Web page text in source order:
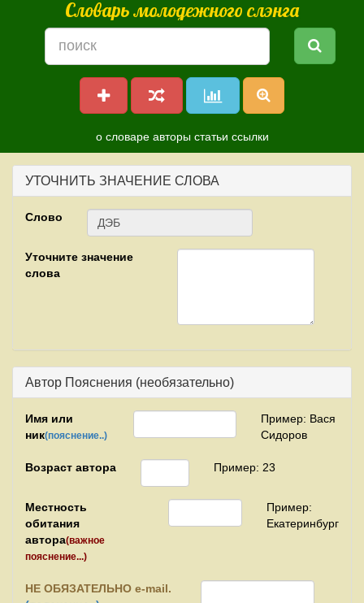
Словарь молодежного слэнга
о словаре авторы статьи ссылки
УТОЧНИТЬ ЗНАЧЕНИЕ СЛОВА
Слово
Уточните значение
слова
Автор Пояснения (необязательно)
Имя или
ник(пояснение..)
Пример: Вася
Сидоров
Возраст автора Пример: 23
Местность
обитания
автора(важное
пояснение...)
Пример:
Екатеринбург
НЕ ОБЯЗАТЕЛЬНО e-mail.